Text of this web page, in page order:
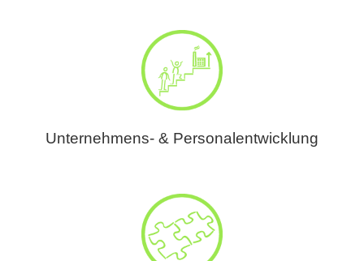
Unternehmens- & Personalentwicklung